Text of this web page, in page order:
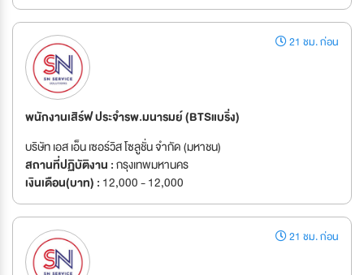
21 ชม. ก่อน
พนักงานเสิร์ฟ ประจำรพ.มนารมย์ (BTSแบริ่ง)
บริษัท เอส เอ็น เซอร์วิส โซลูชั่น จำกัด (มหาชน)
สถานที่ปฏิบัติงาน :กรุงเทพมหานคร
เงินเดือน(บาท) : 12,000 - 12,000
21 ชม. ก่อน